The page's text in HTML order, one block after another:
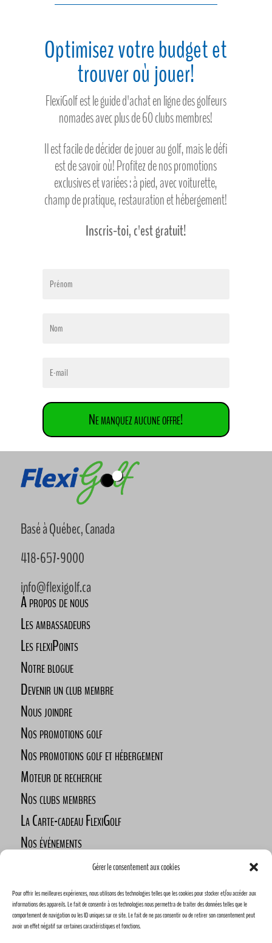
Gérer le consentement aux cookies
Pour offrir les meilleures expériences, nous utilisons des technologies telles que les cookies pour stocker et/ou accéder aux
informations des appareils. Le fait de consentir à ces technologies nous permettra de traiter des données telles que le
comportement de navigation ou les ID uniques sur ce site. Le fait de ne pas consentir ou de retirer son consentement peut
avoir un effet négatif sur certaines caractéristiques et fonctions.
Optimisez votre budget et
trouver où jouer!
FlexiGolf est le guide d'achat en ligne des golfeurs
nomades avec plus de 60 clubs membres!
Il est facile de décider de jouer au golf, mais le défi
est de savoir où! Profitez de nos promotions
exclusives et variées : à pied, avec voiturette,
champ de pratique, restauration et hébergement!
Inscris-toi, c'est gratuit!
Ne manquez aucune offre!
Basé à Québec, Canada
418-657-9000
info@flexigolf.ca
À propos de nous
Les ambassadeurs
Les flexiPoints
Notre blogue
Devenir un club membre
Nous joindre
Nos promotions golf
Nos promotions golf et hébergement
Moteur de recherche
Nos clubs membres
La Carte-cadeau FlexiGolf
Nos événements
Défi des golfeurs nomades
Nos commanditaires
Devenez commanditaire